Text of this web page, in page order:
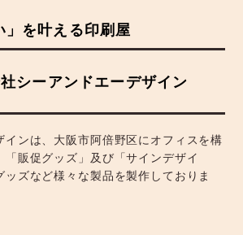
を叶える印刷屋
シーアンドエーデザイン
インは、大阪市阿倍野区にオフィスを構
「販促グッズ」及び「サインデザイ
ッズなど様々な製品を製作しておりま